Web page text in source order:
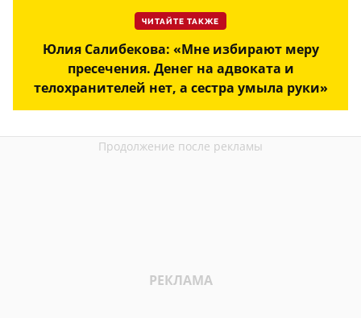
ЧИТАЙТЕ ТАКЖЕ
Юлия Салибекова: «Мне избирают меру
пресечения. Денег на адвоката и
телохранителей нет, а сестра умыла руки»